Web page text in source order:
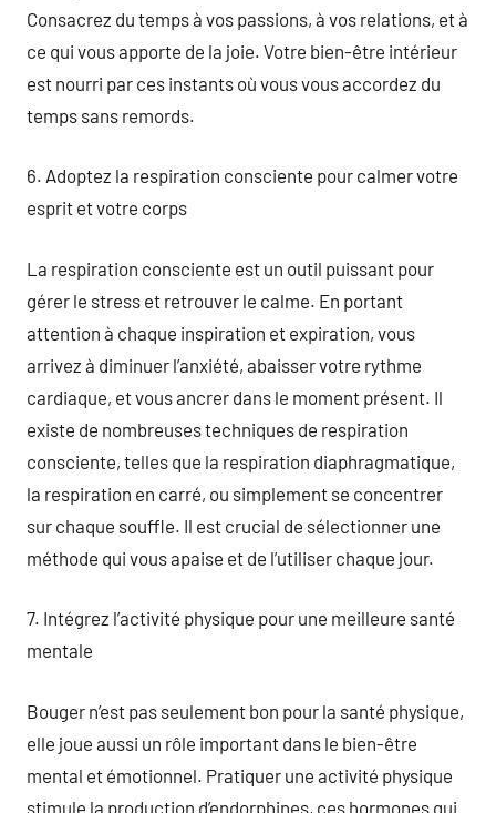
Consacrez du temps à vos passions, à vos relations, et à
ce qui vous apporte de la joie. Votre bien-être intérieur
est nourri par ces instants où vous vous accordez du
temps sans remords.
6. Adoptez la respiration consciente pour calmer votre
esprit et votre corps
La respiration consciente est un outil puissant pour
gérer le stress et retrouver le calme. En portant
attention à chaque inspiration et expiration, vous
arrivez à diminuer l’anxiété, abaisser votre rythme
cardiaque, et vous ancrer dans le moment présent. Il
existe de nombreuses techniques de respiration
consciente, telles que la respiration diaphragmatique,
la respiration en carré, ou simplement se concentrer
sur chaque souffle. Il est crucial de sélectionner une
méthode qui vous apaise et de l’utiliser chaque jour.
7. Intégrez l’activité physique pour une meilleure santé
mentale
Bouger n’est pas seulement bon pour la santé physique,
elle joue aussi un rôle important dans le bien-être
mental et émotionnel. Pratiquer une activité physique
stimule la production d’endorphines, ces hormones qui